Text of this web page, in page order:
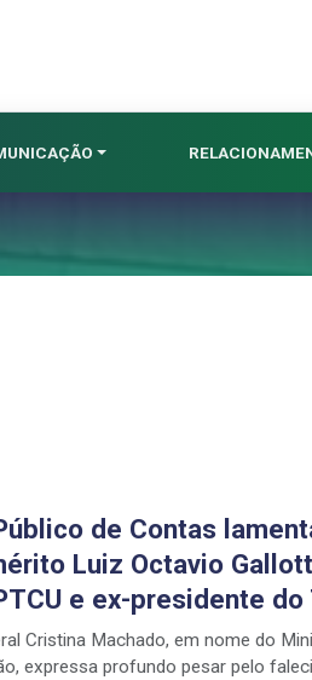
de Contas
Luiz Octavio
e ex-presidente do
Cristina Machado, em nome do
expressa profundo pesar pelo